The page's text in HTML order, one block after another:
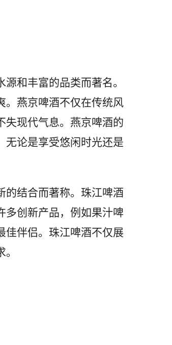
和丰富的品类而著名。
。燕京啤酒不仅在传统风
失现代气息。燕京啤酒的
无论是享受悠闲时光还是
的结合而著称。珠江啤酒
多创新产品，例如果汁啤
佳伴侣。珠江啤酒不仅展